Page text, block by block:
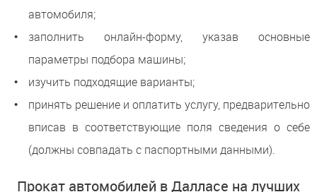
автомобиля;
заполнить онлайн-форму, указав основные
параметры подбора машины;
изучить подходящие варианты;
принять решение и оплатить услугу, предварительно
вписав в соответствующие поля сведения о себе
(должны совпадать с паспортными данными).
Прокат автомобилей в Далласе на лучших